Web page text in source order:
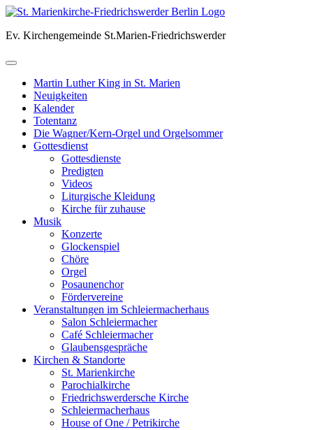
Skip
content
Ev. Kirchengemeinde St.Marien-Friedrichswerder
Martin Luther King in St. Marien
Neuigkeiten
Kalender
Totentanz
Die Wagner/Kern-Orgel und Orgelsommer
Gottesdienst
Gottesdienste
Predigten
Videos
Liturgische Kleidung
Kirche für zuhause
Musik
Konzerte
Glockenspiel
Chöre
Orgel
Posaunenchor
Fördervereine
Veranstaltungen im Schleiermacherhaus
Salon Schleiermacher
Café Schleiermacher
Glaubensgespräche
Kirchen & Standorte
St. Marienkirche
Parochialkirche
Friedrichswerdersche Kirche
Schleiermacherhaus
House of One / Petrikirche